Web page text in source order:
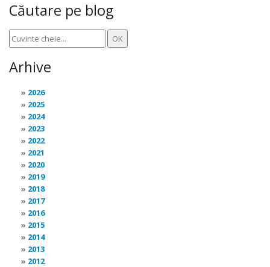
Căutare pe blog
Arhive
2026
2025
2024
2023
2022
2021
2020
2019
2018
2017
2016
2015
2014
2013
2012